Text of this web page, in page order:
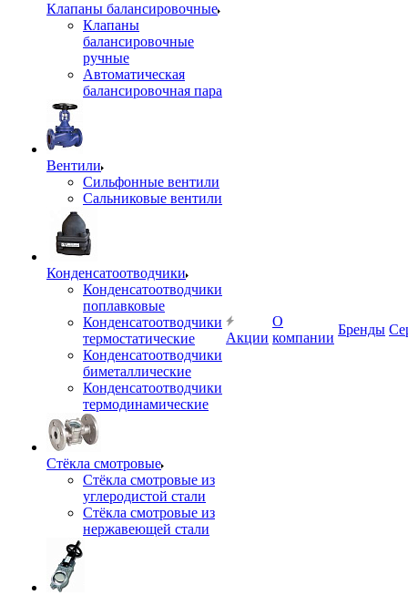
Клапаны балансировочные
Клапаны
балансировочные
ручные
Автоматическая
балансировочная пара
Вентили
Сильфонные вентили
Сальниковые вентили
Конденсатоотводчики
Конденсатоотводчики
поплавковые
Конденсатоотводчики
термостатические
Конденсатоотводчики
биметаллические
Конденсатоотводчики
термодинамические
Стёкла смотровые
Стёкла смотровые из
углеродистой стали
Стёкла смотровые из
нержавеющей стали
Акции
О
компании
Бренды